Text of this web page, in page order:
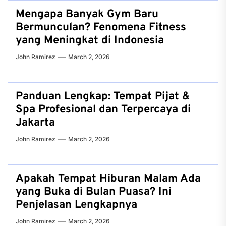
Mengapa Banyak Gym Baru
Bermunculan? Fenomena Fitness
yang Meningkat di Indonesia
John Ramirez March 2, 2026
Panduan Lengkap: Tempat Pijat &
Spa Profesional dan Terpercaya di
Jakarta
John Ramirez March 2, 2026
Apakah Tempat Hiburan Malam Ada
yang Buka di Bulan Puasa? Ini
Penjelasan Lengkapnya
John Ramirez March 2, 2026